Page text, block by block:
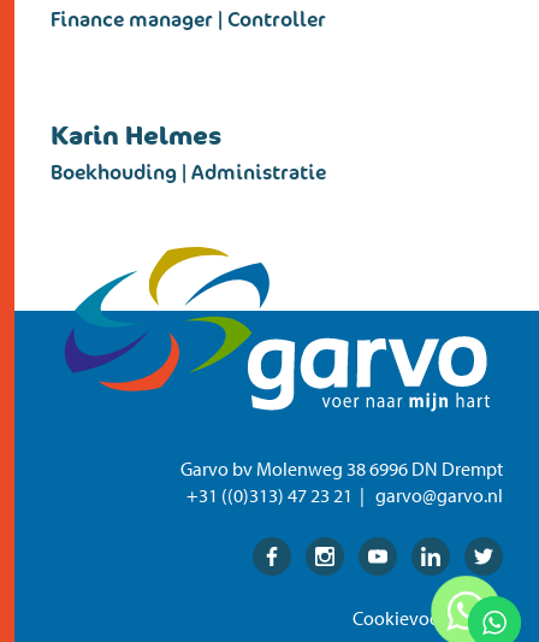
Finance manager | Controller
Karin Helmes
Boekhouding | Administratie
Garvo bv Molenweg 38 6996 DN Drempt
+31 ((0)313) 47 23 21
garvo@garvo.nl
FacebookInstagramYoutubeLinkedinTwitter
Cookievoorkeuren